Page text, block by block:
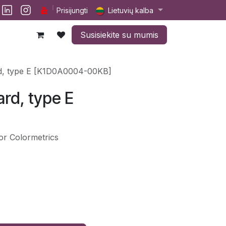
Darbai Susisiekite su mumis
Prisijungti Lietuvių kalba
Susisiekite su mumis
type E [K1D0A0004-00KB]
type E
Colormetrics